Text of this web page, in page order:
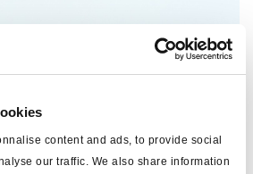
content and ads, to provide social
our traffic. We also share information
le stock et commander.